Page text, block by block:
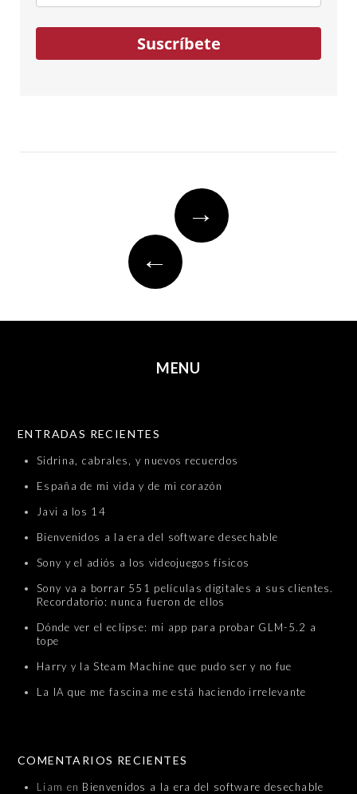
correo
electrónico...
Suscríbete
→
←
MENU
ENTRADAS RECIENTES
Sidrina, cabrales, y nuevos recuerdos
España de mi vida y de mi corazón
Javi a los 14
Bienvenidos a la era del software desechable
Sony y el adiós a los videojuegos físicos
Sony va a borrar 551 películas digitales a sus clientes.
Recordatorio: nunca fueron de ellos
Dónde ver el eclipse: mi app para probar GLM-5.2 a
tope
Harry y la Steam Machine que pudo ser y no fue
La IA que me fascina me está haciendo irrelevante
COMENTARIOS RECIENTES
Liam en Bienvenidos a la era del software desechable